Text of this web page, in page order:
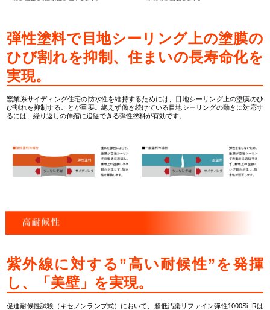
弾性塗料で目地シーリング上の塗膜の
ひび割れを抑制、住まいの長寿命化を
実現。
窯業系サイディング住宅の防水性を維持するためには、目地シーリング上の塗膜のひ
び割れを抑制することが重要。絶えず働き続けている目地シーリングの動きに対応す
るには、繰り返しの伸縮に追従できる弾性塗料が有効です。
紫外線に対する”高い耐候性”を発揮
し、「美壁」を実現。
促進耐候性試験（キセノンランプ式）において、超低汚染リファイン弾性1000Si-IRは